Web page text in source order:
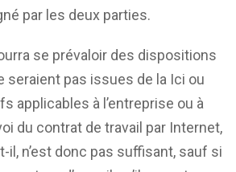
par les deux parties.
se prévaloir des dispositions
seraient pas issues de la Ici ou
applicables à l’entreprise ou à
du contrat de travail par Internet,
il, n’est donc pas suffisant, sauf si